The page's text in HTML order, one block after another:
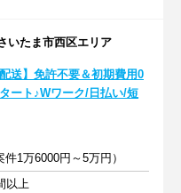
たま市西区エリア
送】免許不要＆初期費用0
ート♪Wワーク/日払い/短
1万6000円～5万円）
以上